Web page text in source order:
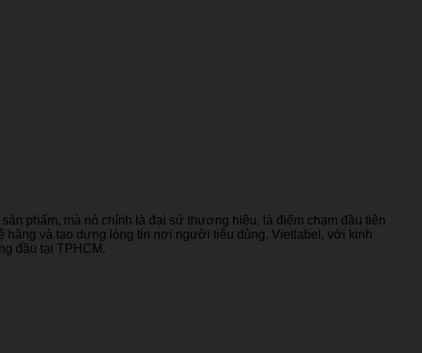
phẩm, mà nó chính là đại sứ thương hiệu, là điểm chạm đầu tiên
hàng và tạo dựng lòng tin nơi người tiêu dùng. Vietlabel, với kinh
đầu tại TPHCM.